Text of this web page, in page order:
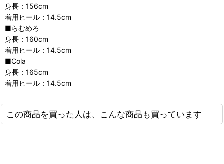
身長：156cm
着用ヒール：14.5cm
■らむめろ
身長：160cm
着用ヒール：14.5cm
■Cola
身長：165cm
着用ヒール：14.5cm
この商品を買った人は、こんな商品も買っています